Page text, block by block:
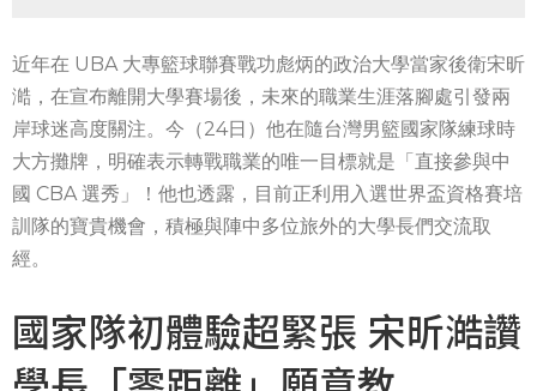
近年在 UBA 大專籃球聯賽戰功彪炳的政治大學當家後衛宋昕
澔，在宣布離開大學賽場後，未來的職業生涯落腳處引發兩
岸球迷高度關注。今（24日）他在隨台灣男籃國家隊練球時
大方攤牌，明確表示轉戰職業的唯一目標就是「直接參與中
國 CBA 選秀」！他也透露，目前正利用入選世界盃資格賽培
訓隊的寶貴機會，積極與陣中多位旅外的大學長們交流取
經。
國家隊初體驗超緊張 宋昕澔讚